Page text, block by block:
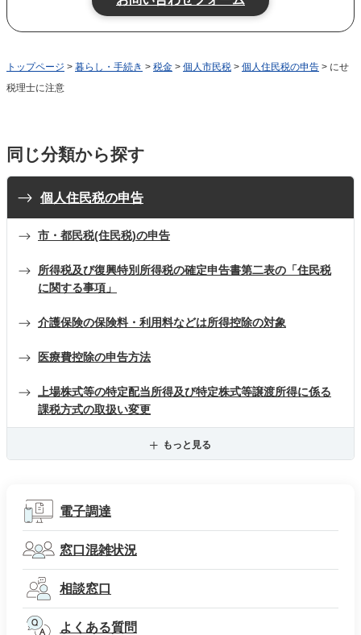
トップページ > 暮らし・手続き > 税金 > 個人市民税 > 個人住民税の申告 > にせ
税理士に注意
同じ分類から探す
個人住民税の申告
市・都民税(住民税)の申告
所得税及び復興特別所得税の確定申告書第二表の「住民税
に関する事項」
介護保険の保険料・利用料などは所得控除の対象
医療費控除の申告方法
上場株式等の特定配当所得及び特定株式等譲渡所得に係る
課税方式の取扱い変更
もっと見る
電子調達
窓口混雑状況
相談窓口
よくある質問